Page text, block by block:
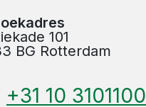
101
BG Rotterdam
+31 10 3101100